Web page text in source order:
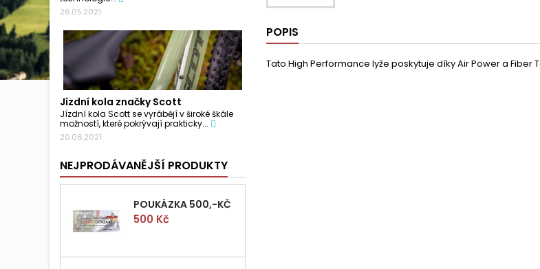
26.05.2021
Jízdní kola značky Scott
Jízdní kola Scott se vyrábějí v široké škále
možností, které pokrývají prakticky...
20.06.2021
NEJPRODÁVANĚJŠÍ PRODUKTY
POUKÁZKA 500,-KČ
Cena
500 Kč
POPIS
Tato High Performance lyže poskytuje díky Air Power a